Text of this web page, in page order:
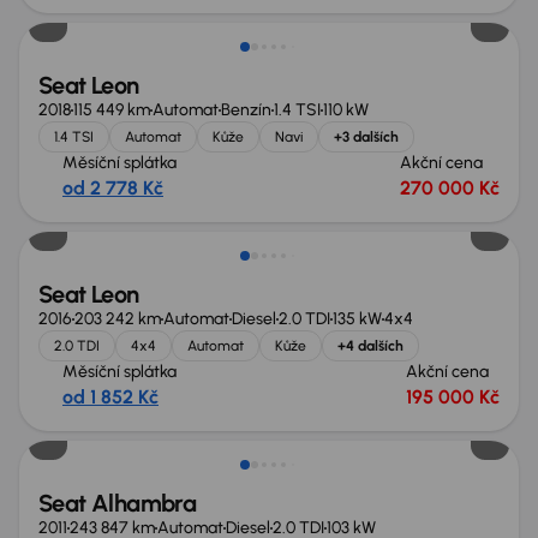
Seat Leon
2018115 449 kmAutomatBenzín1.4 TSI110 kW
1.4 TSI Automat Kůže Navi +3 dalších
Měsíční splátka
od 2 778 Kč
Akční cena
270 000 Kč
Seat Leon
2016203 242 kmAutomatDiesel2.0 TDI135 kW4x4
2.0 TDI 4x4 Automat Kůže +4 dalších
Měsíční splátka
od 1 852 Kč
Akční cena
195 000 Kč
Seat Alhambra
2011243 847 kmAutomatDiesel2.0 TDI103 kW